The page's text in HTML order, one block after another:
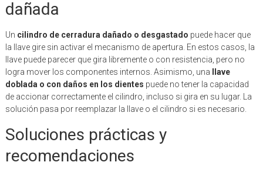
dañada
Un cilindro de cerradura dañado o desgastado puede hacer que
la llave gire sin activar el mecanismo de apertura. En estos casos, la
llave puede parecer que gira libremente o con resistencia, pero no
logra mover los componentes internos. Asimismo, una
llave
doblada o con daños en los dientes puede no tener la capacidad
de accionar correctamente el cilindro, incluso si gira en su lugar. La
solución pasa por reemplazar la llave o el cilindro si es necesario.
Soluciones prácticas y
recomendaciones